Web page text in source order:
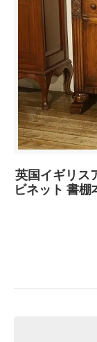
英国イギリス
ビネット 書